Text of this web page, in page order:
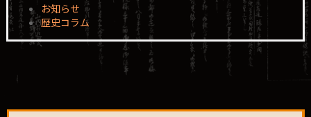
お知らせ
歴史コラム